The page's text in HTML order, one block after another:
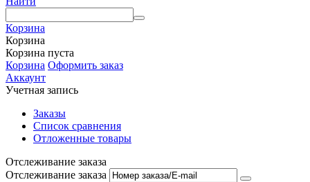
Корзина
Корзина
Корзина пуста
Корзина Оформить заказ
Аккаунт
Учетная запись
Заказы
Список сравнения
Отложенные товары
Отслеживание заказа
Отслеживание заказа